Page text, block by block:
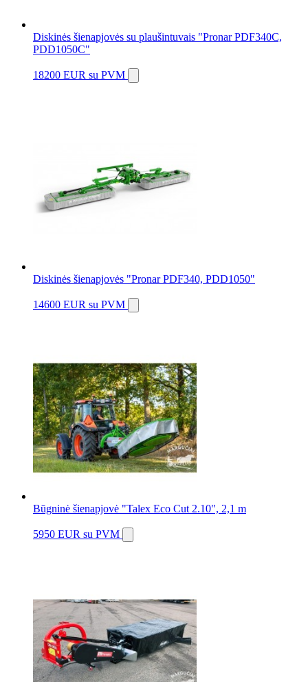
Diskinės šienapjovės su plaušintuvais "Pronar PDF340C,
PDD1050C"
18200 EUR su PVM
Diskinės šienapjovės "Pronar PDF340, PDD1050"
14600 EUR su PVM
Būgninė šienapjovė "Talex Eco Cut 2.10", 2,1 m
5950 EUR su PVM